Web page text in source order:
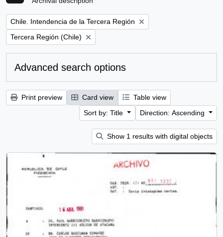
Remove filter:
Chile. Intendencia de la Tercera Región
Remove filter:
Tercera Región (Chile)
Advanced search options
Print preview Card view
Table view
Sort by: Title
Direction: Ascending
Show 1 results with digital objects